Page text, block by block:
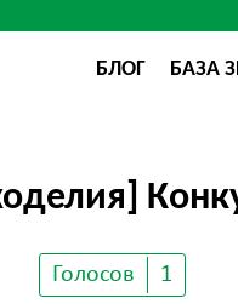
БЛОГ БАЗА
Голосов 1